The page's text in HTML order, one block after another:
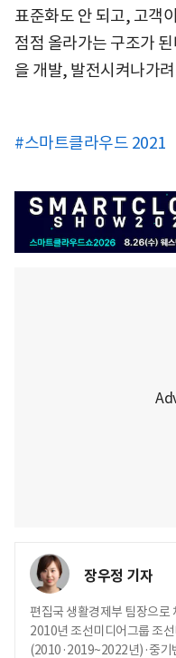
표준화도 안 되고, 고객
점점 올라가는 구조가
을 개발, 발전시켜나가
#스마트클라우드 2021
장우정 기자
편집국 생활경제부 팀장으로
2010년 조선미디어그룹 조
(2010·2019~2022년)·중기